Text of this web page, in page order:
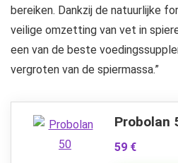
bereiken. Dankzij de natuurlijke
veilige omzetting van vet in
een van de beste
vergroten van de spiermassa.”
Probolan
59 €